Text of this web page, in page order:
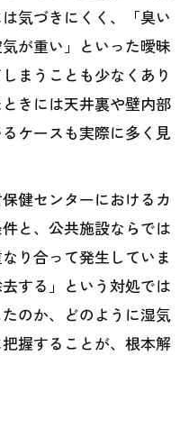
気づきにくく、「臭い
が重い」といった曖昧
まうことも少なくあり
きには天井裏や壁内部
ケースも実際に多く見
健センターにおけるカ
と、公共施設ならでは
り合って発生していま
する」という対処では
のか、どのように湿気
握することが、根本解